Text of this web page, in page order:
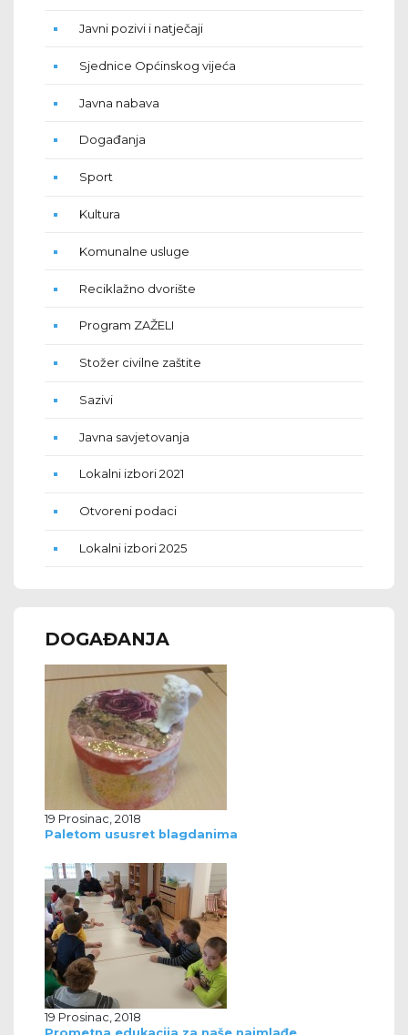
Javni pozivi i natječaji
Sjednice Općinskog vijeća
Javna nabava
Događanja
Sport
Kultura
Komunalne usluge
Reciklažno dvorište
Program ZAŽELI
Stožer civilne zaštite
Sazivi
Javna savjetovanja
Lokalni izbori 2021
Otvoreni podaci
Lokalni izbori 2025
DOGAĐANJA
19 Prosinac, 2018
Paletom ususret blagdanima
19 Prosinac, 2018